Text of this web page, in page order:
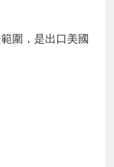
圍，是出口美國